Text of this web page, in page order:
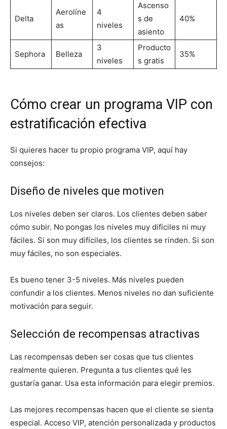
Delta
Aerolíne
as
4
niveles
Ascenso
s de
asiento
40%
Sephora Belleza
3
niveles
Producto
s gratis
35%
Cómo crear un programa VIP con
estratificación efectiva
Si quieres hacer tu propio programa VIP, aquí hay
consejos:
Diseño de niveles que motiven
Los niveles deben ser claros. Los clientes deben saber
cómo subir. No pongas los niveles muy difíciles ni muy
fáciles. Si son muy difíciles, los clientes se rinden. Si son
muy fáciles, no son especiales.
Es bueno tener 3-5 niveles. Más niveles pueden
confundir a los clientes. Menos niveles no dan suficiente
motivación para seguir.
Selección de recompensas atractivas
Las recompensas deben ser cosas que tus clientes
realmente quieren. Pregunta a tus clientes qué les
gustaría ganar. Usa esta información para elegir premios.
Las mejores recompensas hacen que el cliente se sienta
especial. Acceso VIP, atención personalizada y productos